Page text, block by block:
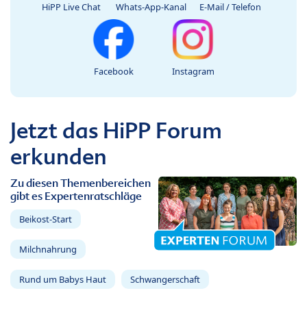
HiPP Live Chat Whats-App-Kanal E-Mail / Telefon
Facebook Instagram
Jetzt das HiPP Forum
erkunden
Zu diesen Themenbereichen
gibt es Expertenratschläge
Beikost-Start
Milchnahrung
Rund um Babys Haut Schwangerschaft